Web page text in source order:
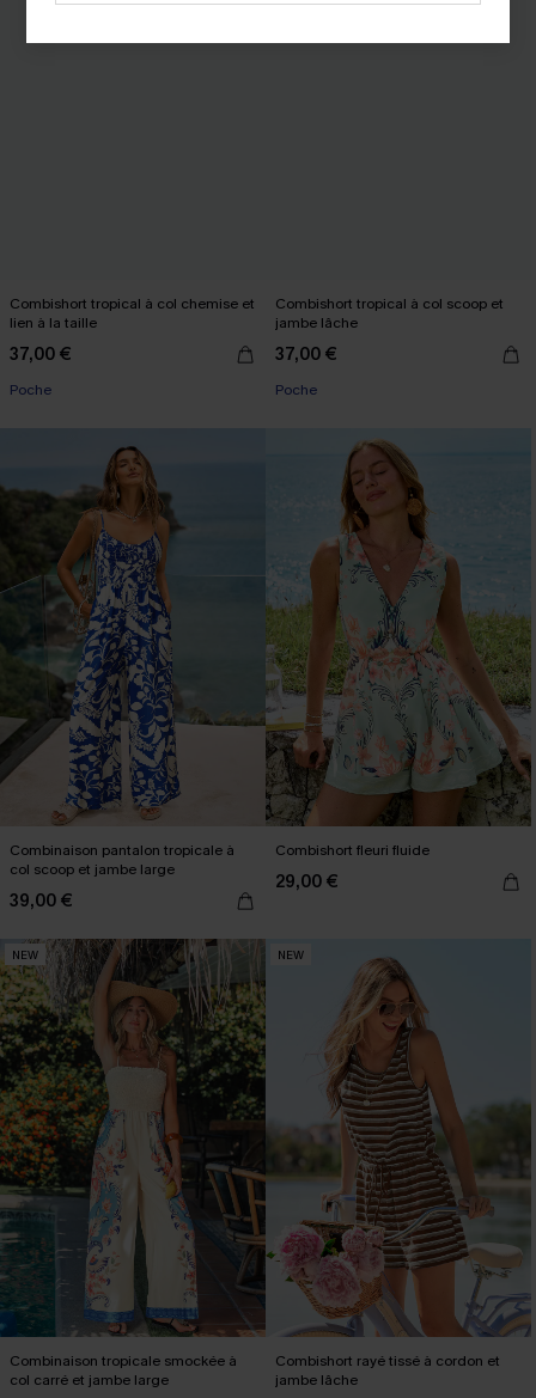
Combishort tropical à col chemise et
lien à la taille
37,00 €
Poche
Combishort tropical à col scoop et
jambe lâche
37,00 €
Poche
Combinaison pantalon tropicale à
col scoop et jambe large
39,00 €
Combishort fleuri fluide
29,00 €
NEW
Combinaison tropicale smockée à
col carré et jambe large
NEW
Combishort rayé tissé à cordon et
jambe lâche